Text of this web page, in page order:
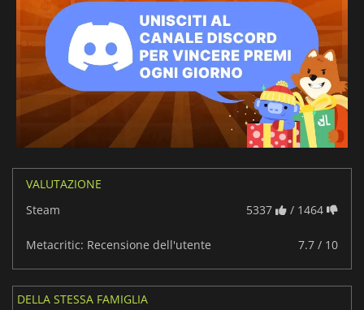
VALUTAZIONE
Steam
5337 / 1464
Metacritic: Recensione dell'utente 7.7 / 10
DELLA STESSA FAMIGLIA